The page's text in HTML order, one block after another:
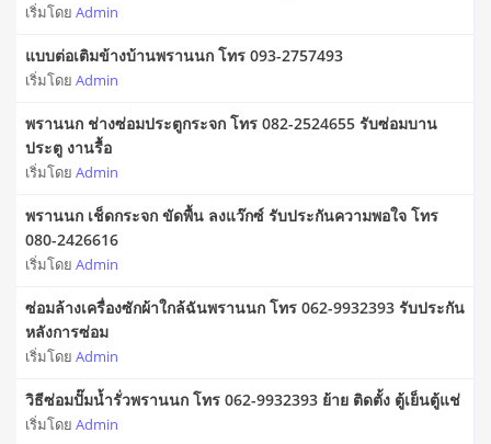
เริ่มโดย Admin
แบบต่อเติมข้างบ้านพรานนก โทร 093-2757493
เริ่มโดย Admin
พรานนก ช่างซ่อมประตูกระจก โทร 082-2524655 รับซ่อมบาน
ประตู งานรื้อ
เริ่มโดย Admin
พรานนก เช็ดกระจก ขัดพื้น ลงแว๊กซ์ รับประกันความพอใจ โทร
080-2426616
เริ่มโดย Admin
ซ่อมล้างเครื่องซักผ้าใกล้ฉันพรานนก โทร 062-9932393 รับประกัน
หลังการซ่อม
เริ่มโดย Admin
วิธีซ่อมปั๊มน้ำรั่วพรานนก โทร 062-9932393 ย้าย ติดตั้ง ตู้เย็นตู้แช่
เริ่มโดย Admin